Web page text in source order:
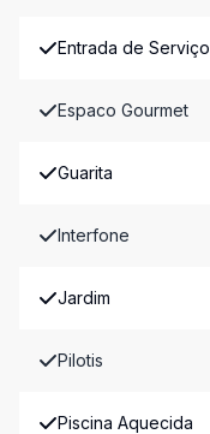
Entrada de Serviço
Espaco Gourmet
Guarita
Interfone
Jardim
Pilotis
Piscina Aquecida